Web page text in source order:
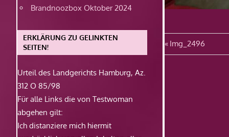
Vorheriger
Beitrag:
Img_2496
Brandnoozbox Oktober 2024
ERKLÄRUNG ZU GELINKTEN
SEITEN!
Urteil des Landgerichts Hamburg, Az.
312 O 85/98
Für alle Links die von Testwoman
abgehen gilt:
Ich distanziere mich hiermit